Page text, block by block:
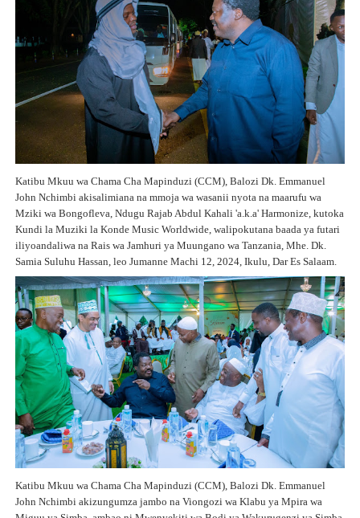
Katibu Mkuu wa Chama Cha Mapinduzi (CCM), Balozi Dk. Emmanuel
John Nchimbi akisalimiana na mmoja wa wasanii nyota na maarufu wa
Mziki wa Bongofleva, Ndugu Rajab Abdul Kahali 'a.k.a' Harmonize, kutoka
Kundi la Muziki la Konde Music Worldwide, walipokutana baada ya futari
iliyoandaliwa na Rais wa Jamhuri ya Muungano wa Tanzania, Mhe. Dk.
Samia Suluhu Hassan, leo Jumanne Machi 12, 2024, Ikulu, Dar Es Salaam.
Katibu Mkuu wa Chama Cha Mapinduzi (CCM), Balozi Dk. Emmanuel
John Nchimbi akizungumza jambo na Viongozi wa Klabu ya Mpira wa